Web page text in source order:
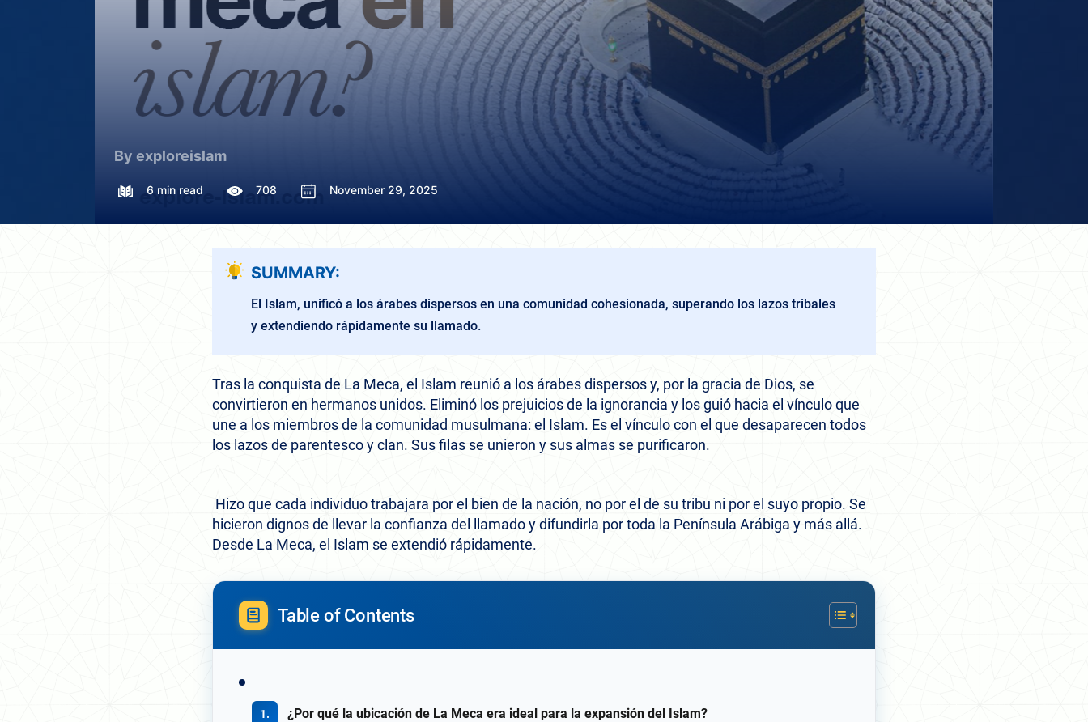
By exploreislam
6 min read 708 November 29, 2025
SUMMARY:
El Islam, unificó a los árabes dispersos en una comunidad cohesionada, superando los lazos tribales
y extendiendo rápidamente su llamado.
Tras la conquista de La Meca, el Islam reunió a los árabes dispersos y, por la gracia de Dios, se
convirtieron en hermanos unidos. Eliminó los prejuicios de la ignorancia y los guió hacia el vínculo que
une a los miembros de la comunidad musulmana: el Islam. Es el vínculo con el que desaparecen todos
los lazos de parentesco y clan. Sus filas se unieron y sus almas se purificaron.
Hizo que cada individuo trabajara por el bien de la nación, no por el de su tribu ni por el suyo propio. Se
hicieron dignos de llevar la confianza del llamado y difundirla por toda la Península Arábiga y más allá.
Desde La Meca, el Islam se extendió rápidamente.
Table of Contents
¿Por qué la ubicación de La Meca era ideal para la expansión del Islam?